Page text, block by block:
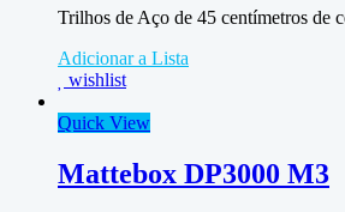
Trilhos de Aço de 45 centímetros de
Adicionar a Lista
wishlist
Quick View
Mattebox DP3000 M3